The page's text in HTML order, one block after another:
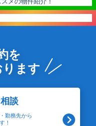
を
ります
談
勤務先から
！